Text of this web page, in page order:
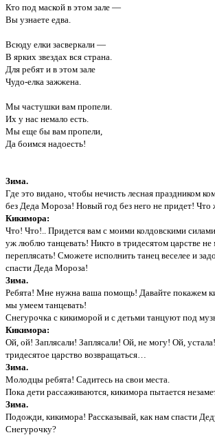
Кто под маской в этом зале —
Вы узнаете едва.
Всюду елки засверкали —
В ярких звездах вся страна.
Для ребят и в этом зале
Чудо-елка зажжена.
Мы частушки вам пропели.
Их у нас немало есть.
Мы еще бы вам пропели,
Да боимся надоесть!
Зима.
Где это видано, чтобы нечисть лесная праздником
без Деда Мороза! Новый год без него не придет! Что
Кикимора:
Что! Что!.. Придется вам с моими колдовскими
уж люблю танцевать! Никто в тридесятом царстве
переплясать! Сможете исполнить танец веселее и
спасти Деда Мороза!
Зима.
Ребята! Мне нужна ваша помощь! Давайте покажем
мы умеем танцевать!
Снегурочка с кикиморой и с детьми танцуют под
Кикимора:
Ой, ой! Заплясали! Заплясали! Ой, не могу! Ой,
тридесятое царство возвращаться…
Зима.
Молодцы ребята! Садитесь на свои места.
Пока дети рассаживаются, кикимора пытается
Зима.
Подожди, кикимора! Рассказывай, как нам спасти
Снегурочку?